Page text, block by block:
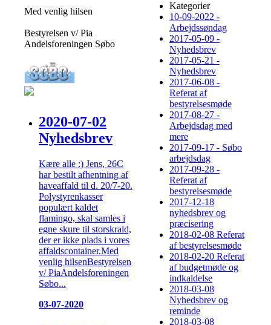
Med venlig hilsen
Bestyrelsen v/ Pia
Andelsforeningen Søbo
2020-07-02
Nyhedsbrev
Kære alle :) Jens, 26C
har bestilt afhentning af
haveaffald til d. 20/7-20.
Polystyrenkasser
populært kaldet
flamingo, skal samles i
egne skure til storskrald,
der er ikke plads i vores
affaldscontainer.Med
venlig hilsenBestyrelsen
v/ PiaAndelsforeningen
Søbo...
03-07-2020
Kategorier
10-09-2022 -
Arbejdssøndag
2017-05-09 -
Nyhedsbrev
2017-05-21 -
Nyhedsbrev
2017-06-08 -
Referat af
bestyrelsesmøde
2017-08-27 -
Arbejdsdag med
mere
2017-09-17 - Søbo
arbejdsdag
2017-09-28 -
Referat af
bestyrelsesmøde
2017-12-18
nyhedsbrev og
præcisering
2018-02-08 Referat
af bestyrelsesmøde
2018-02-20 Referat
af budgetmøde og
indkaldelse
2018-03-08
Nyhedsbrev og
reminde
2018-03-08